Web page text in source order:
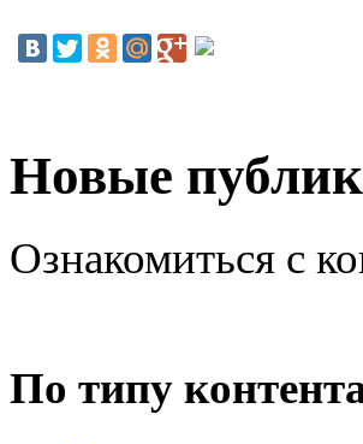
Новые
Ознакомиться с
По типу